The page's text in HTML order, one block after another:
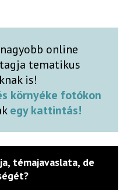
online
tematikus
is!
környéke fotókon
egy kattintás!
témajavaslata, de